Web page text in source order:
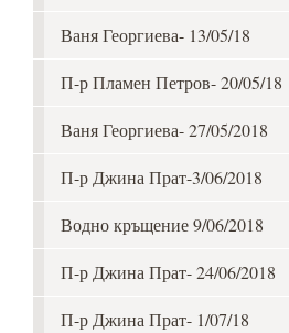
Ваня Георгиева- 13/05/18
П-р Пламен Петров- 20/05/18
Ваня Георгиева- 27/05/2018
П-р Джина Прат-3/06/2018
Водно кръщение 9/06/2018
П-р Джина Прат- 24/06/2018
П-р Джина Прат- 1/07/18